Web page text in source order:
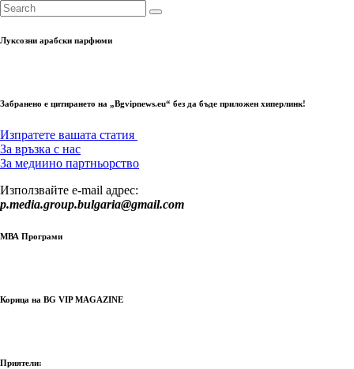
Луксозни арабски парфюми
Забранено е цитирането на „Bgvipnews.eu“ без да бъде приложен хиперлинк!
Изпратете вашата статия
За връзка с нас
За медиино партньорство
Използвайте e-mail адрес:
p.media.group.bulgaria@gmail.com
МВА Програми
Корица на BG VIP MAGAZINE
Приятели: